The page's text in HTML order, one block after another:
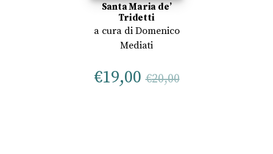
Santa Maria de’
Tridetti
a cura di Domenico
Mediati
€19,00 €20,00